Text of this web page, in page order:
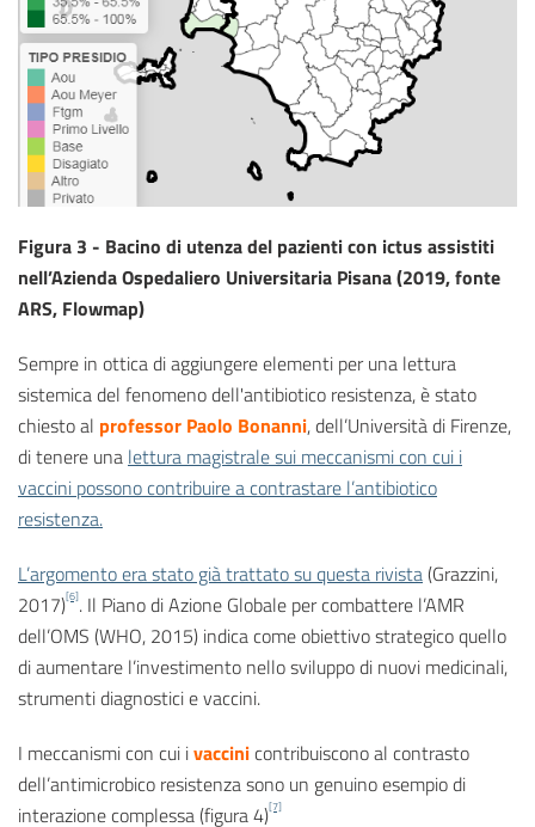
Figura 3 - Bacino di utenza del pazienti con ictus assistiti
nell’Azienda Ospedaliero Universitaria Pisana (2019, fonte
ARS, Flowmap)
Sempre in ottica di aggiungere elementi per una lettura
sistemica del fenomeno dell'antibiotico resistenza, è stato
chiesto al professor Paolo Bonanni, dell’Università di Firenze,
di tenere una lettura magistrale sui meccanismi con cui i
vaccini possono contribuire a contrastare l’antibiotico
resistenza.
L’argomento era stato già trattato su questa rivista(Grazzini,
2017)[6]. Il Piano di Azione Globale per combattere l’AMR
dell’OMS (WHO, 2015) indica come obiettivo strategico quello
di aumentare l’investimento nello sviluppo di nuovi medicinali,
strumenti diagnostici e vaccini.
I meccanismi con cui ivaccinicontribuiscono al contrasto
dell’antimicrobico resistenza sono un genuino esempio di
interazione complessa (figura 4)[7]